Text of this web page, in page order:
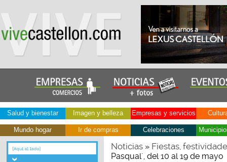
Salud y bienestar Imagen y belleza Empresas y servicios
Mundo hogar Ir de compras Celebraciones
Noticias» Fiestas,
Pasqual´, del 10 al 19 de mayo